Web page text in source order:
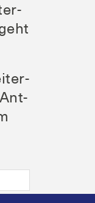
Ant­